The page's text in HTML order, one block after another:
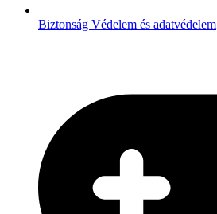
Biztonság Védelem és adatvédelem